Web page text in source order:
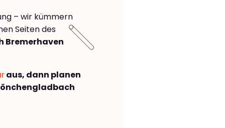
– wir kümmern
Seiten des
Bremer­haven
aus, dann planen